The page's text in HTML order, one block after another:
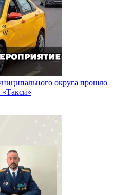
округа прошло
«Такси»